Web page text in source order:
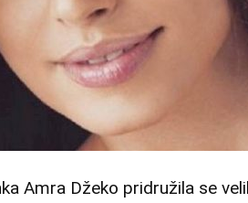
Amra Džeko pridružila se